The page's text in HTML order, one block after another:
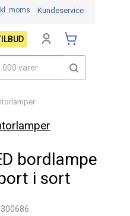
bordlampe
i sort
moms Kundeservice